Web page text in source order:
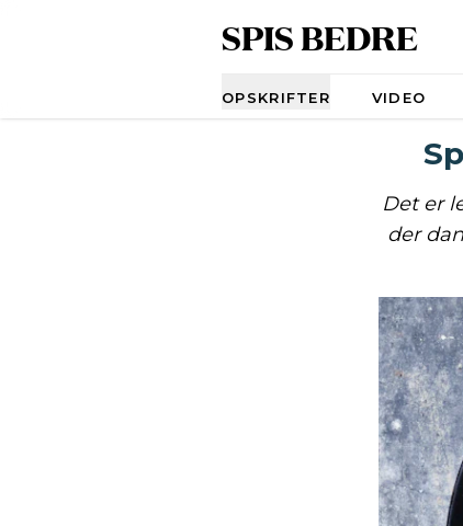
SPIS BEDRE
OPSKRIFTER VIDEO
Det er
der